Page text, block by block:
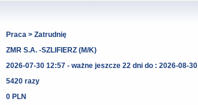
Praca > Zatrudnię
ZMR S.A. -SZLIFIERZ (M/K)
2026-07-30 12:57 - ważne jeszcze 22 dni do : 2026-08-30
5420 razy
0 PLN